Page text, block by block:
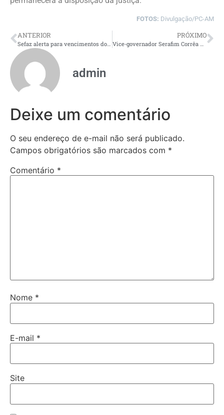
FOTOS: Divulgação/PC-AM
ANTERIOR PRÓXIMO
admin
Deixe um comentário
O seu endereço de e-mail não será publicado.
Campos obrigatórios são marcados com *
Comentário *
Nome *
E-mail *
Site